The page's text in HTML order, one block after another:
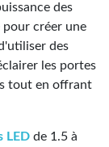
des
pour créer une
des
les portes
tout en offrant
LED de 1.5 à